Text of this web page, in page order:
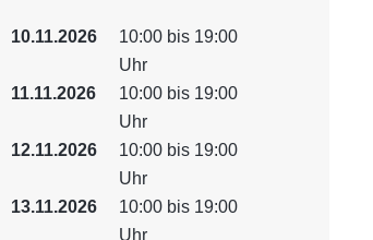
10.11.2026
10:00 bis 19:00
Uhr
11.11.2026
10:00 bis 19:00
Uhr
12.11.2026
10:00 bis 19:00
Uhr
13.11.2026
10:00 bis 19:00
Uhr